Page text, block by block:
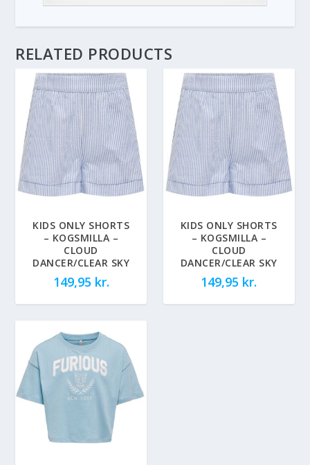
RELATED PRODUCTS
KIDS ONLY SHORTS
– KOGSMILLA –
CLOUD
DANCER/CLEAR SKY
149,95 kr.
KIDS ONLY SHORTS
– KOGSMILLA –
CLOUD
DANCER/CLEAR SKY
149,95 kr.